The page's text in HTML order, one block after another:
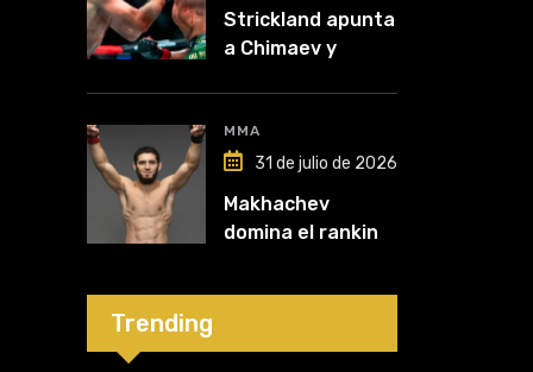
Strickland apunta
a Chimaev y
desempate tras
su recuperación
MMA
31 de julio de 2026
Makhachev
domina el ranking
proyecta como
2026
Trending